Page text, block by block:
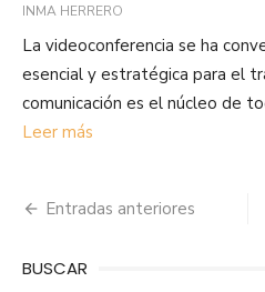
INMA HERRERO
La videoconferencia se ha
esencial y estratégica para el
comunicación es el núcleo de
Leer más
Navegación
Entradas anteriores
BUSCAR